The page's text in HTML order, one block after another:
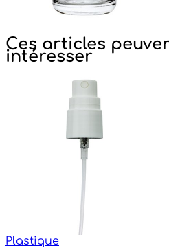
Ces articles
intéresser
Plastique